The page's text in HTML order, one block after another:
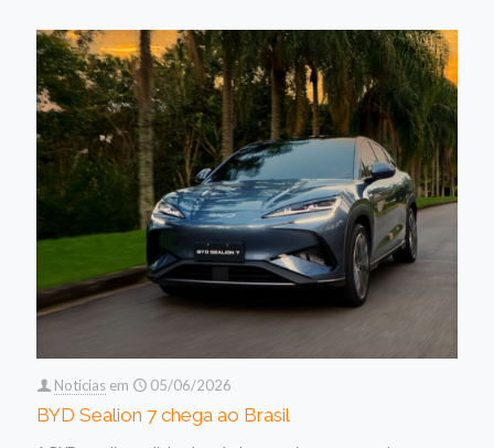
Noticias em 05/06/2026
BYD Sealion 7 chega ao Brasil